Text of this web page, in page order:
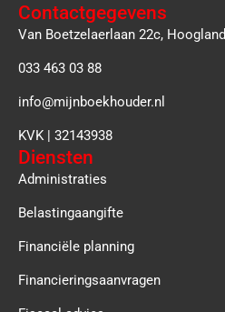
Contactgegevens
Van Boetzelaerlaan 22c, Hoogland
033 463 03 88
info@mijnboekhouder.nl
KVK | 32143938
Diensten
Administraties
Belastingaangifte
Financiële planning
Financieringsaanvragen